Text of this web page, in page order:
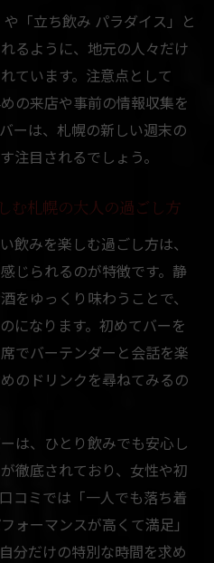
「立ち飲み パラダイス」と
るように、地元の人々だけ
ています。注意点として
の来店や事前の情報収集を
ーは、札幌の新しい週末の
注目されるでしょう。
む札幌の大人の過ごし方
飲みを楽しむ過ごし方は、
じられるのが特徴です。静
をゆっくり味わうことで、
になります。初めてバーを
でバーテンダーと会話を楽
のドリンクを尋ねてみるの
は、ひとり飲みでも安心し
徹底されており、女性や初
コミでは「一人でも落ち着
ォーマンスが高くて満足」
分だけの特別な時間を求め